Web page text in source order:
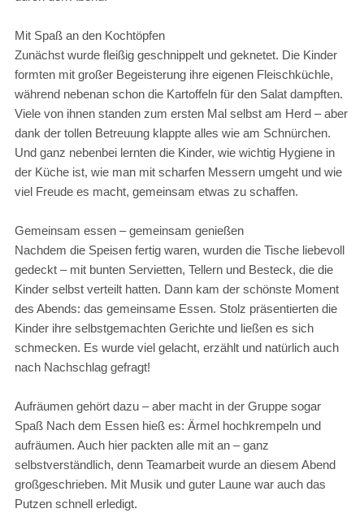
Mit Spaß an den Kochtöpfen
Zunächst wurde fleißig geschnippelt und geknetet. Die Kinder
formten mit großer Begeisterung ihre eigenen Fleischküchle,
während nebenan schon die Kartoffeln für den Salat dampften.
Viele von ihnen standen zum ersten Mal selbst am Herd – aber
dank der tollen Betreuung klappte alles wie am Schnürchen.
Und ganz nebenbei lernten die Kinder, wie wichtig Hygiene in
der Küche ist, wie man mit scharfen Messern umgeht und wie
viel Freude es macht, gemeinsam etwas zu schaffen.
Gemeinsam essen – gemeinsam genießen
Nachdem die Speisen fertig waren, wurden die Tische liebevoll
gedeckt – mit bunten Servietten, Tellern und Besteck, die die
Kinder selbst verteilt hatten. Dann kam der schönste Moment
des Abends: das gemeinsame Essen. Stolz präsentierten die
Kinder ihre selbstgemachten Gerichte und ließen es sich
schmecken. Es wurde viel gelacht, erzählt und natürlich auch
nach Nachschlag gefragt!
Aufräumen gehört dazu – aber macht in der Gruppe sogar
Spaß Nach dem Essen hieß es: Ärmel hochkrempeln und
aufräumen. Auch hier packten alle mit an – ganz
selbstverständlich, denn Teamarbeit wurde an diesem Abend
großgeschrieben. Mit Musik und guter Laune war auch das
Putzen schnell erledigt.